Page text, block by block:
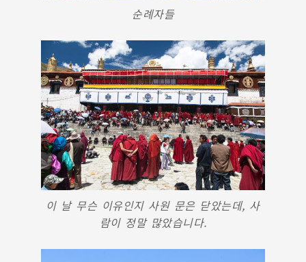
순례자들
이 날 무슨 이유인지 사원 문은 닫았는데, 사
람이 정말 많았습니다.